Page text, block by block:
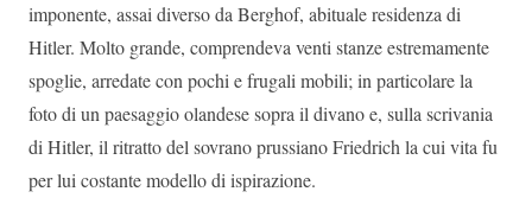
imponente, assai diverso da Berghof, abituale residenza di
Hitler. Molto grande, comprendeva venti stanze estremamente
spoglie, arredate con pochi e frugali mobili; in particolare la
foto di un paesaggio olandese sopra il divano e, sulla scrivania
di Hitler, il ritratto del sovrano prussiano Friedrich la cui vita fu
per lui costante modello di ispirazione.